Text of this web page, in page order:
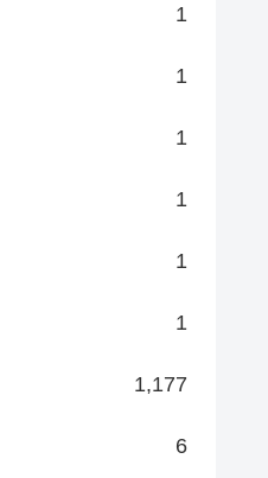
1
1
1
1
1
1
1,177
6